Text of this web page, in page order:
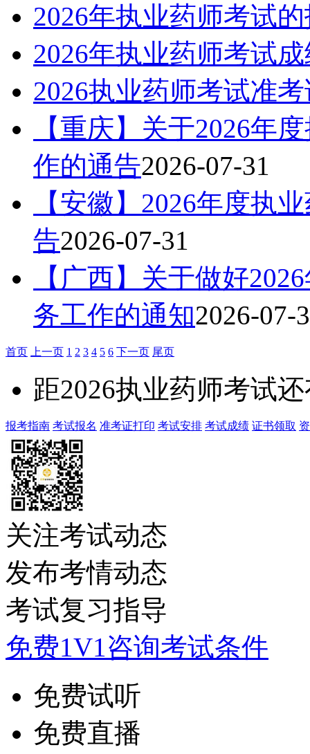
2026年执业药师考试
2026年执业药师考试
2026执业药师考试准
【重庆】关于2026年
作的通告2026-07-31
【安徽】2026年度执
告2026-07-31
【广西】关于做好
务工作的通知2026-07-
首页 上一页 1 2 3 4 5 6 下一页 尾页
距2026执业药师考试
报考指南 考试报名 准考证打印 考试安排 考试成绩 证书领取
关注考试动态
发布考情动态
考试复习指导
免费1V1咨询考试条件
免费试听
免费直播